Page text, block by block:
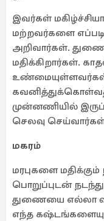
இவர்கள்
மற்றவர்களை எப்படி
அறிவார்கள்.
மதிக்கிறார்கள்.
முன்னணியில்
செலவு
மகரம்
மரபுகளை
பொறுப்புடன்
துணையை எல்லா
எந்த